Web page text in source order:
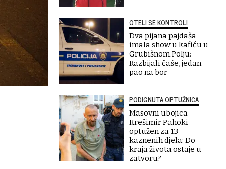
OTELI SE KONTROLI
Dva pijana pajdaša
imala show u kafiću u
Grubišnom Polju:
Razbijali čaše, jedan
pao na bor
PODIGNUTA OPTUŽNICA
Masovni ubojica
Krešimir Pahoki
optužen za 13
kaznenih djela: Do
kraja života ostaje u
zatvoru?